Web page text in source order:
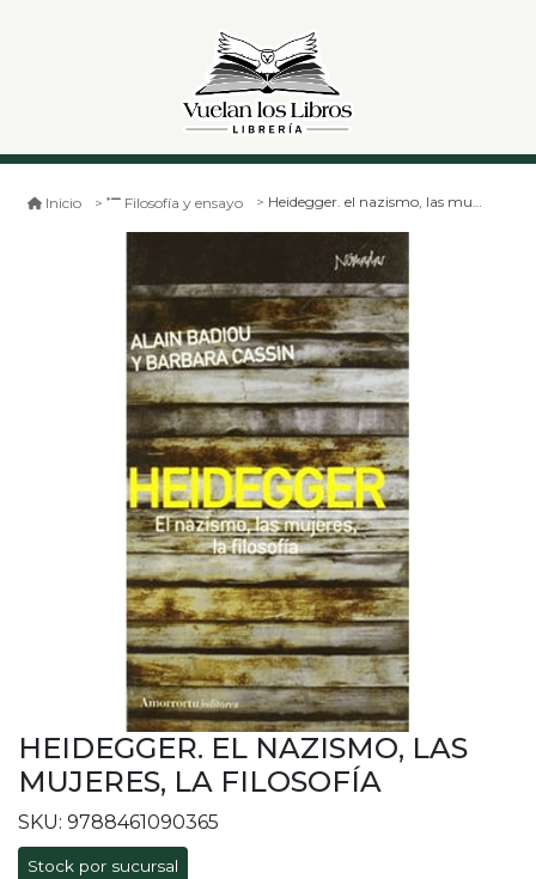
Inicio Filosofía y ensayo Heidegger. el nazismo, las mujeres, la filosofía
HEIDEGGER. EL NAZISMO, LAS
MUJERES, LA FILOSOFÍA
SKU: 9788461090365
Stock por sucursal